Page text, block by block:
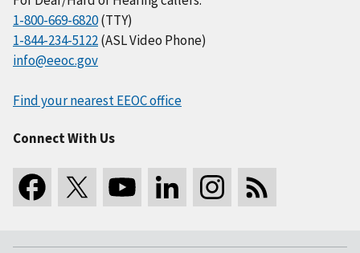
1-800-669-6820(TTY)
1-844-234-5122(ASL Video Phone)
info@eeoc.gov
Find your nearest EEOC office
Connect With Us